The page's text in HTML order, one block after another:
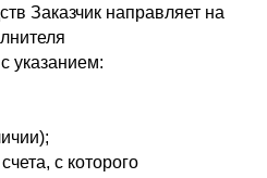
Заказчик направляет на
указанием:
с которого